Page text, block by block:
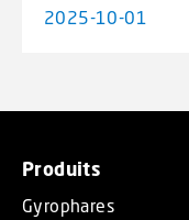
2025-10-01
Produits
Gyrophares